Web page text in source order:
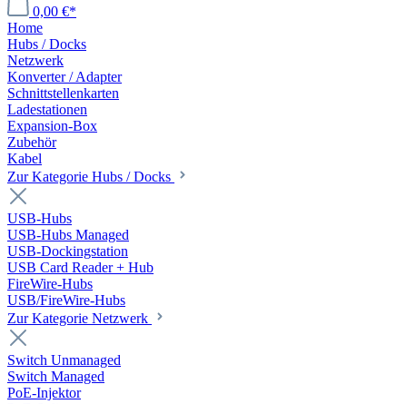
0,00 €*
Home
Hubs / Docks
Netzwerk
Konverter / Adapter
Schnittstellenkarten
Ladestationen
Expansion-Box
Zubehör
Kabel
Zur Kategorie Hubs / Docks
USB-Hubs
USB-Hubs Managed
USB-Dockingstation
USB Card Reader + Hub
FireWire-Hubs
USB/FireWire-Hubs
Zur Kategorie Netzwerk
Switch Unmanaged
Switch Managed
PoE-Injektor